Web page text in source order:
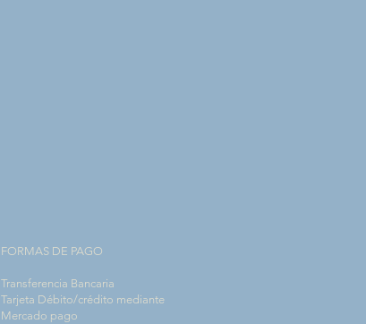
FORMAS DE PAGO
Transferencia Bancaria
Tarjeta Débito/crédito mediante
Mercado pago